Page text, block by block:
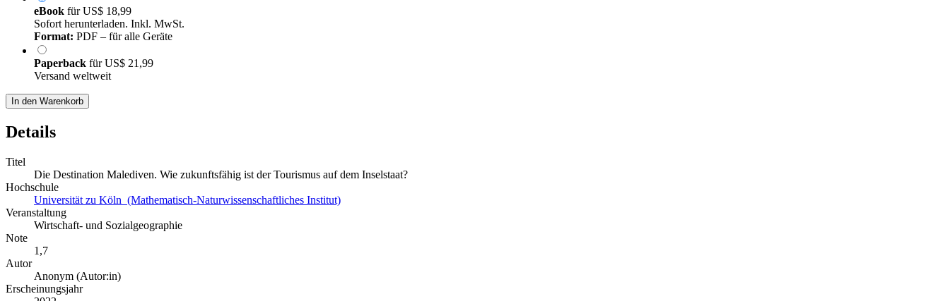
eBook fürUS$ 18,99
Sofort herunterladen. Inkl. MwSt.
Format: PDF – für alle Geräte
Paperback fürUS$ 21,99
Versand weltweit
In den Warenkorb
Details
Titel
Die Destination Malediven. Wie zukunftsfähig ist der Tourismus auf dem Inselstaat?
Hochschule
Universität zu Köln (Mathematisch-Naturwissenschaftliches Institut)
Veranstaltung
Wirtschaft- und Sozialgeographie
Note
1,7
Autor
Anonym (Autor:in)
Erscheinungsjahr